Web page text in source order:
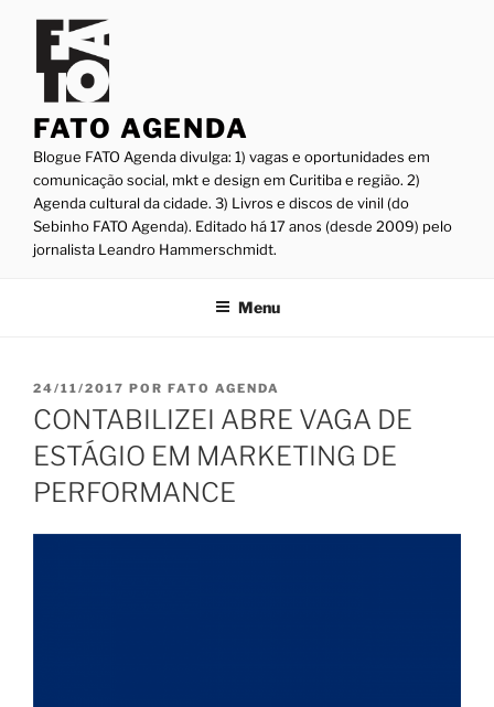
conteúdo
FATO AGENDA
Blogue FATO Agenda divulga: 1) vagas e oportunidades em
comunicação social, mkt e design em Curitiba e região. 2)
Agenda cultural da cidade. 3) Livros e discos de vinil (do
Sebinho FATO Agenda). Editado há 17 anos (desde 2009) pelo
jornalista Leandro Hammerschmidt.
Menu
PUBLICADO
EM
24/11/2017 POR FATO AGENDA
CONTABILIZEI ABRE VAGA DE
ESTÁGIO EM MARKETING DE
PERFORMANCE